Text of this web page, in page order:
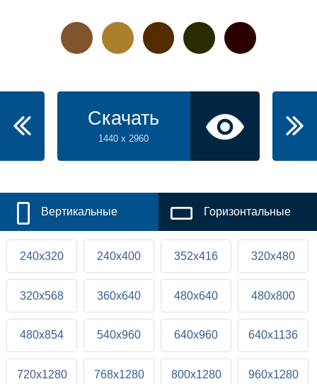
Скачать
1440 x 2960
Вертикальные Горизонтальные
240x320 240x400 352x416 320x480
320x568 360x640 480x640 480x800
480x854 540x960 640x960 640x1136
720x1280 768x1280 800x1280 960x1280